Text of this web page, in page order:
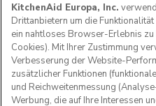
KitchenAid Europa, Inc.
Drittanbietern um die
ein nahtloses Browser-Erlebnis
Cookies). Mit Ihrer Zustimmung
Verbesserung der Website-
zusätzlicher Funktionen
und Reichweitenmessung
Werbung, die auf Ihre Interessen